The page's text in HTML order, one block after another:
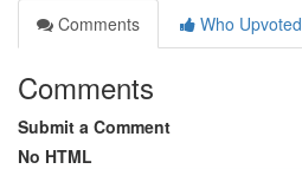
Comments
Who Upvoted
Comments
Submit a Comment
No HTML